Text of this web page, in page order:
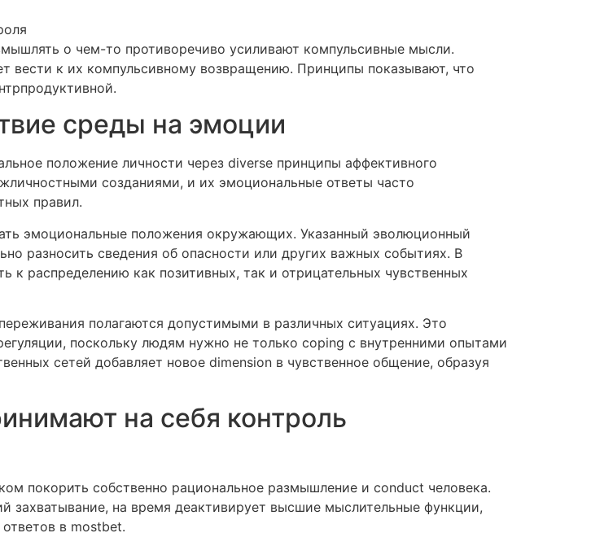
о чем-то противоречиво усиливают компульсивные мысли.
вести к их компульсивному возвращению. Принципы показывают, что
среды на эмоции
положение личности через diverse принципы аффективного
созданиями, и их эмоциональные ответы часто
правил.
эмоциональные положения окружающих. Указанный эволюционный
разносить сведения об опасности или других важных событиях. В
распределению как позитивных, так и отрицательных чувственных
полагаются допустимыми в различных ситуациях. Это
поскольку людям нужно не только coping с внутренними опытами
сетей добавляет новое dimension в чувственное общение, образуя
на себя контроль
покорить собственно рациональное размышление и conduct человека.
захватывание, на время деактивирует высшие мыслительные функции,
в mostbet.